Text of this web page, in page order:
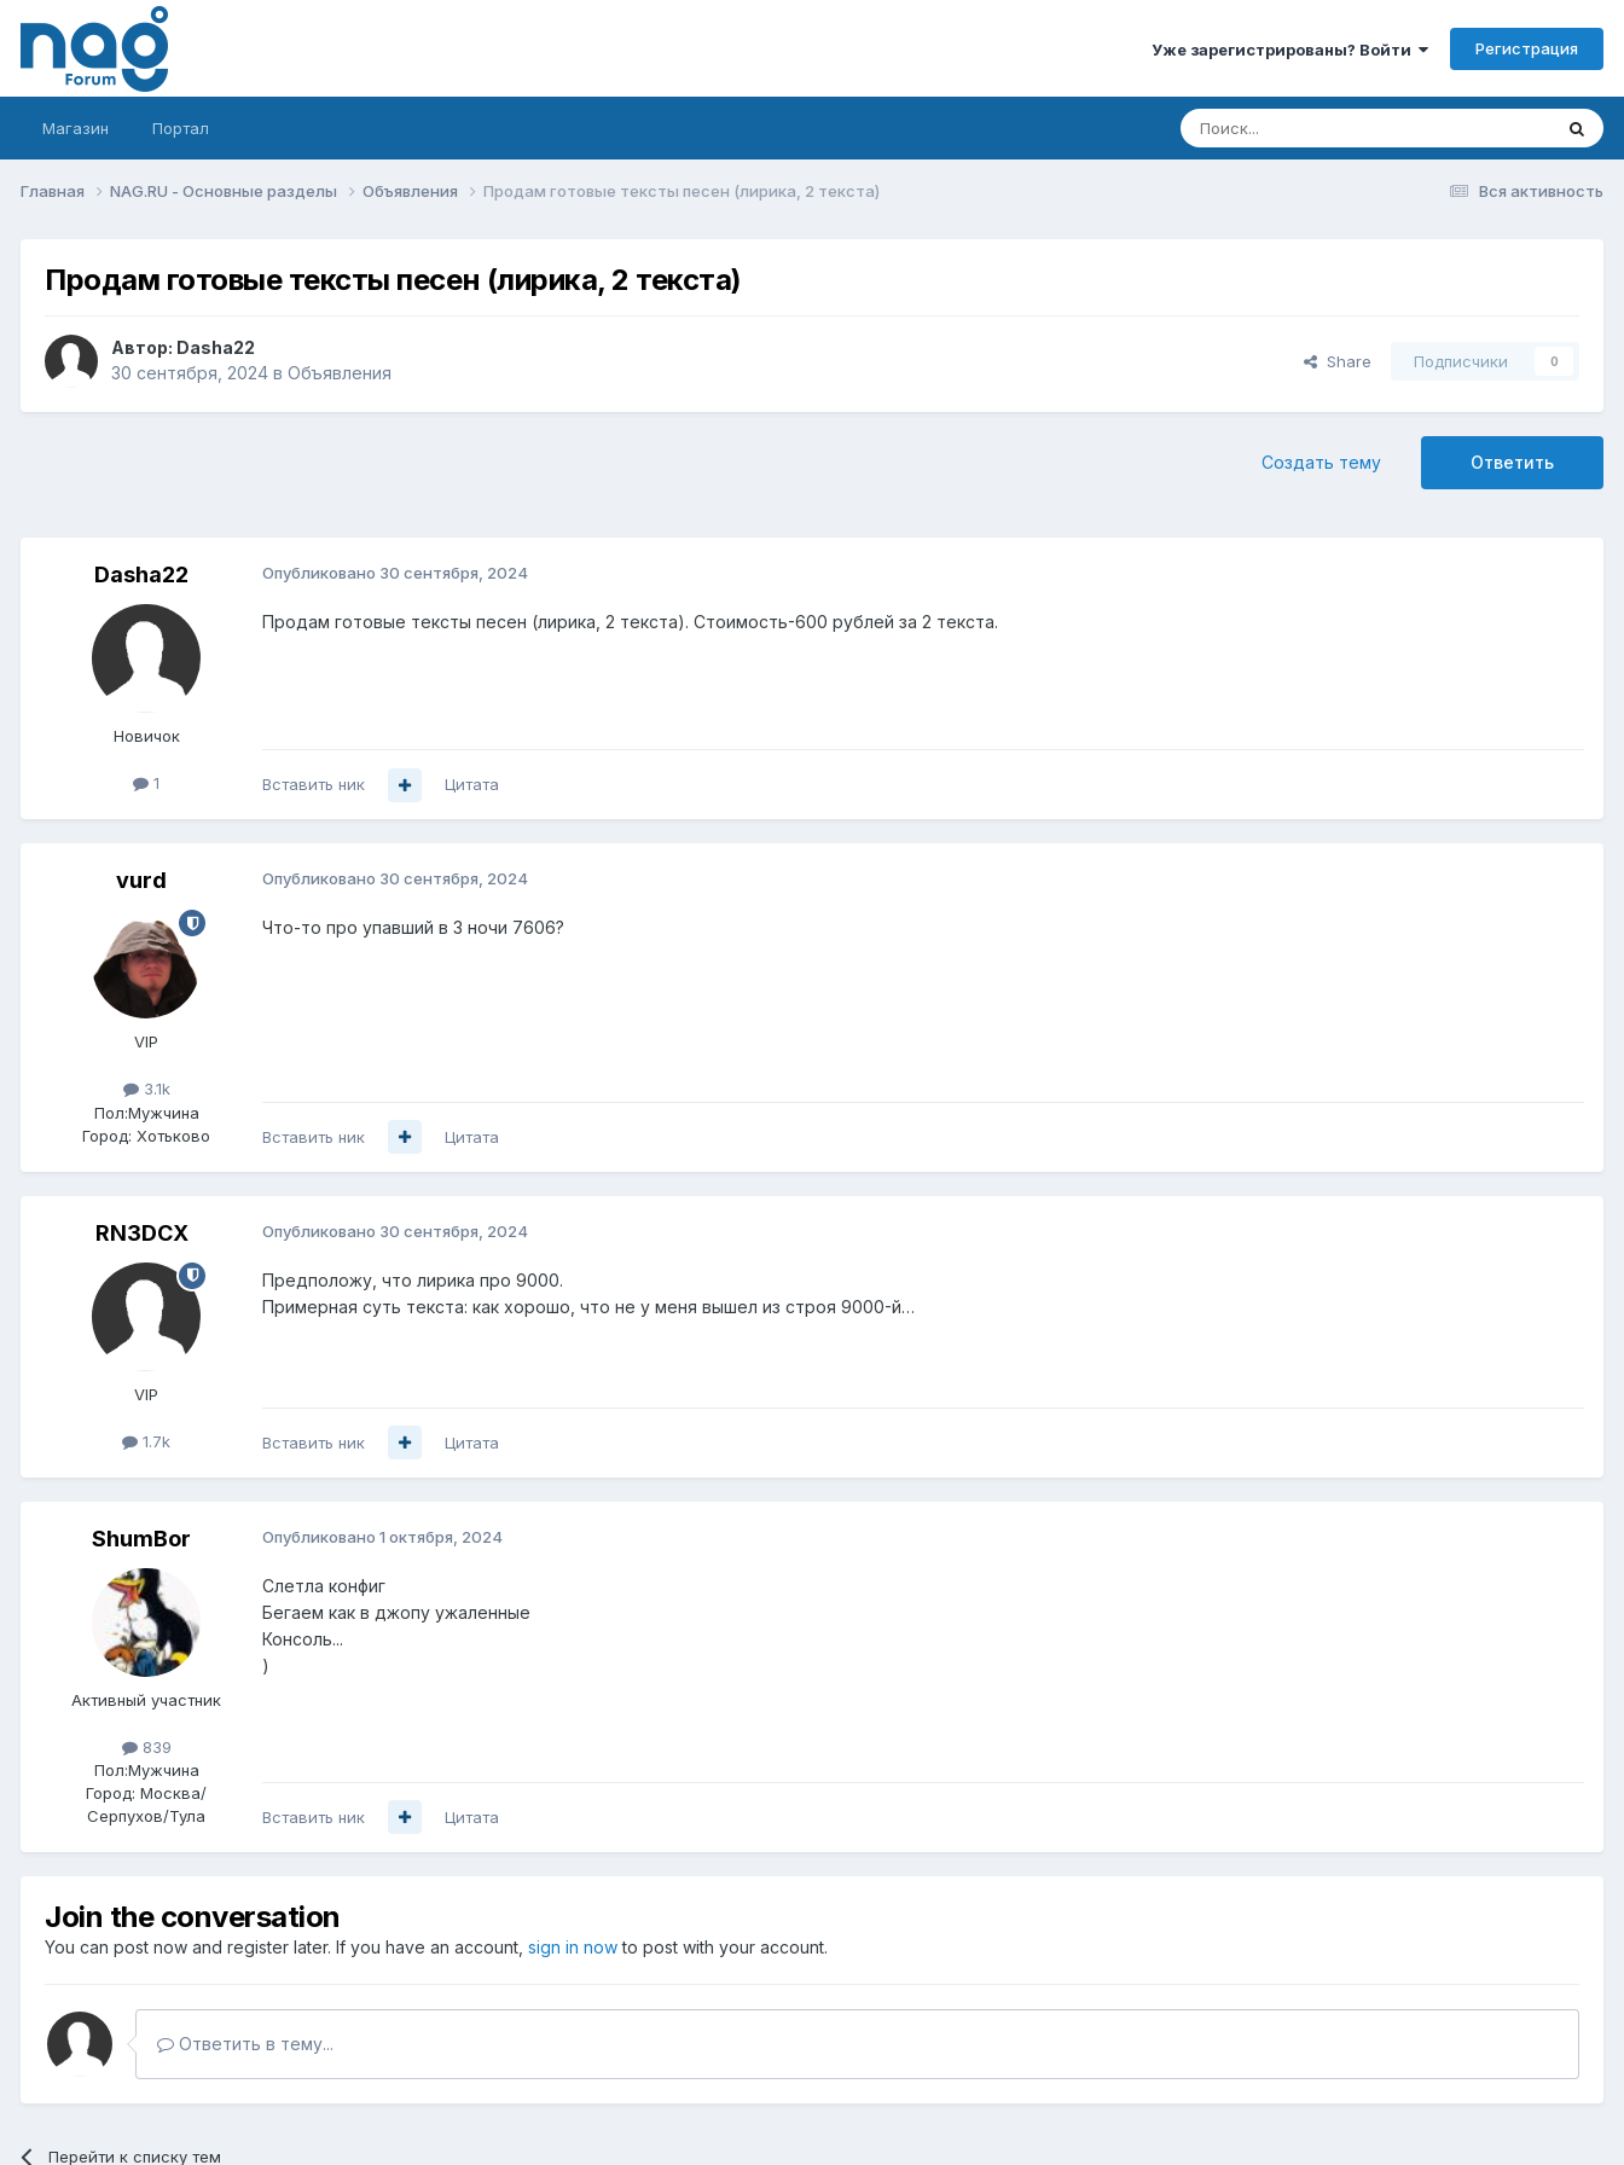
Уже зарегистрированы? Войти Регистрация
Магазин Портал
Вся активность
Главная NAG.RU - Основные разделы Объявления Продам готовые тексты песен (лирика, 2 текста)
Продам готовые тексты песен (лирика, 2 текста)
Автор: Dasha22
30 сентября, 2024 в Объявления
Share Подписчики 0
Ответить
Создать тему
Dasha22
Новичок
1
Опубликовано 30 сентября, 2024
Продам готовые тексты песен (лирика, 2 текста). Стоимость-600 рублей за 2 текста.
Вставить ник Цитата
vurd
VIP
3.1k
Пол:Мужчина
Город: Хотьково
Опубликовано 30 сентября, 2024
Что-то про упавший в 3 ночи 7606?
Вставить ник Цитата
RN3DCX
VIP
1.7k
Опубликовано 30 сентября, 2024
Предположу, что лирика про 9000.
Примерная суть текста: как хорошо, что не у меня вышел из строя 9000-й…
Вставить ник Цитата
ShumBor
Активный участник
839
Пол:Мужчина
Город: Москва/
Серпухов/Тула
Опубликовано 1 октября, 2024
Слетла конфиг
Бегаем как в джопу ужаленные
Консоль...
)
Вставить ник Цитата
Join the conversation
You can post now and register later. If you have an account, sign in nowto post with your account.
Ответить в тему...
Перейти к списку тем